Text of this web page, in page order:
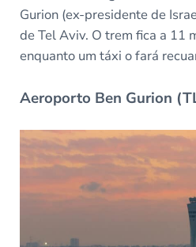
Gurion (ex-presidente de
de Tel Aviv. O trem fica a 11
enquanto um táxi o fará
Aeroporto Ben Gurion